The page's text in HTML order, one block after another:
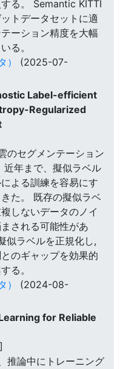
る。 Semantic KITTI
トデータセットに適
ーション精度を大幅
る。
(2025-07-
Label-efficient
Regularized
のセグメンテーション
近年まで、擬似ラベル
よる訓練を容易にす
た。 既存の擬似ラベ
しないデータのノイ
される可能性があ
似ラベルを正規化し,
のギャップを効果的
る。
(2024-08-
for Reliable
推論中にトレーニング